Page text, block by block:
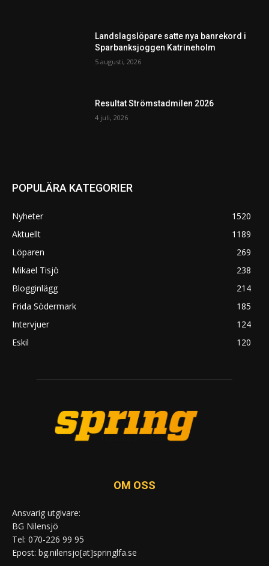
Landslagslöpare satte nya banrekord i
Sparbanksjoggen Katrineholm
5 augusti, 2026
Resultat Strömstadmilen 2026
4 juli, 2026
POPULÄRA KATEGORIER
Nyheter
1520
Aktuellt
1189
Löparen
269
Mikael Tisjö
238
Blogginlägg
214
Frida Södermark
185
Intervjuer
124
Eskil
120
OM OSS
Ansvarig utgivare:
BG Nilensjö
Tel: 070-226 99 95
Epost: bg.nilensjo[at]springlfa.se